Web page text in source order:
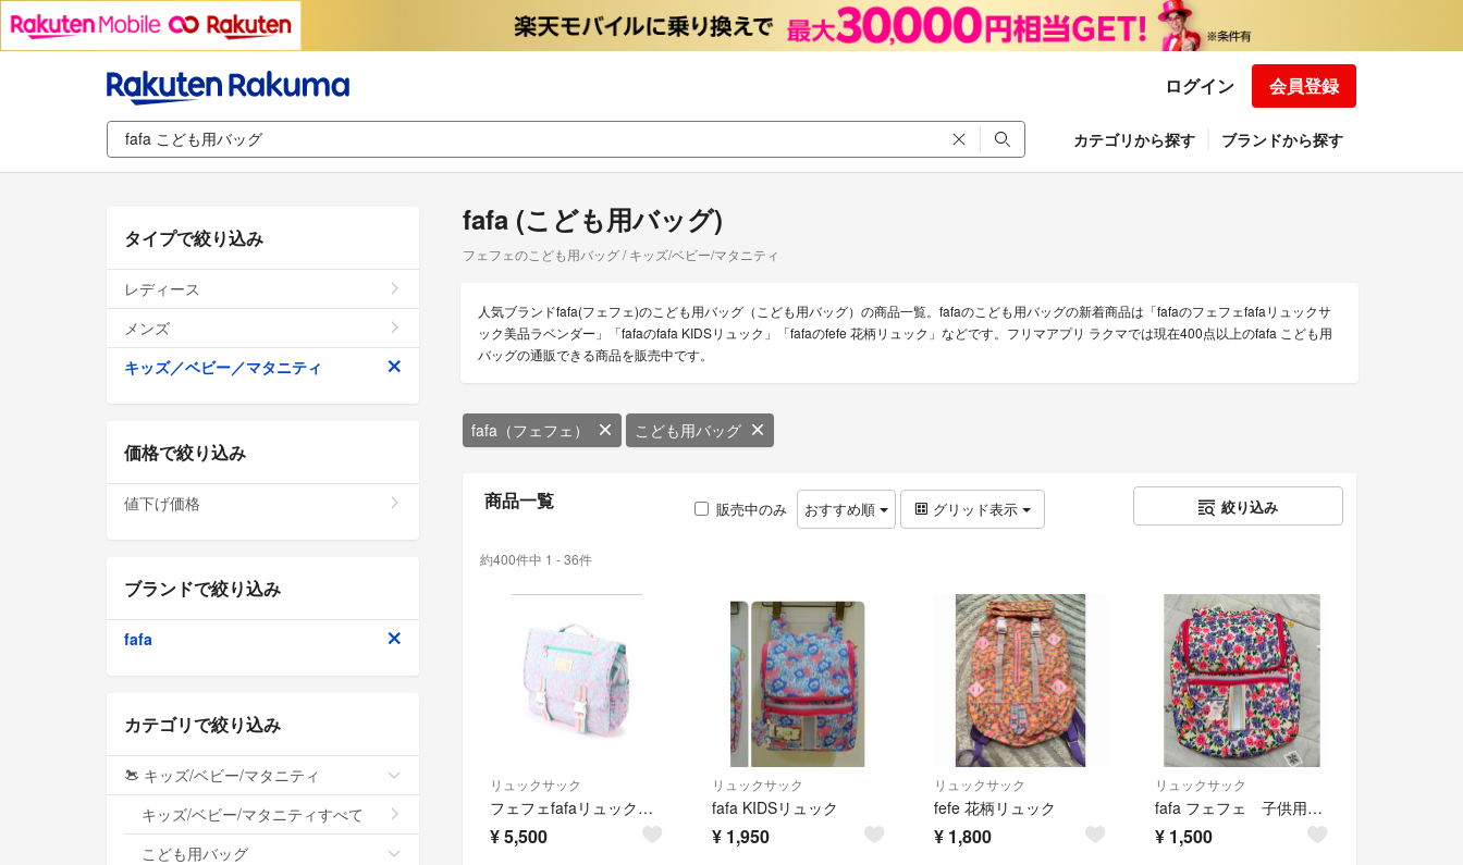
ログイン 会員登録
カテゴリから探す ブランドから探す
fafa (こども用バッグ)
フェフェのこども用バッグ / キッズ/ベビー/マタニティ
人気ブランドfafa(フェフェ)のこども用バッグ（こども用バッグ）の商品一覧。fafaのこども用バッグの新着商品は「fafaのフェフェfafaリュックサ
ック美品ラベンダー」「fafaのfafa KIDSリュック」「fafaのfefe 花柄リュック」などです。フリマアプリ ラクマでは現在400点以上のfafa こども用
バッグの通販できる商品を販売中です。
fafa（フェフェ） こども用バッグ
商品一覧 販売中のみ おすすめ順 グリッド表示 絞り込み
約400件中 1 - 36件
リュックサック
フェフェfafaリュックサック美品ラベンダー
¥5,500
リュックサック
fafa KIDSリュック
¥ 1,950
リュックサック
fefe 花柄リュック
¥ 1,800
リュックサック
fafa フェフェ 子供用リュック
¥ 1,500
タイプで絞り込み
レディース
メンズ
キッズ／ベビー／マタニティ
価格で絞り込み
値下げ価格
ブランドで絞り込み
fafa
カテゴリで絞り込み
キッズ/ベビー/マタニティ
キッズ/ベビー/マタニティすべて
こども用バッグ